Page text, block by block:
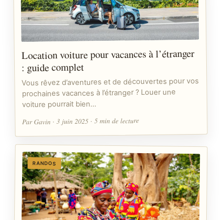
Location voiture pour vacances à l’étranger
: guide complet
Vous rêvez d’aventures et de découvertes pour vos
prochaines vacances à l’étranger ? Louer une
voiture pourrait bien…
Par Gavin · 3 juin 2025 · 5 min de lecture
RANDOS